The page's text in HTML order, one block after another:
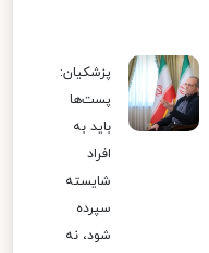
پزشکیان:
پست‌ها
باید به
افراد
شایسته
سپرده
شود، نه